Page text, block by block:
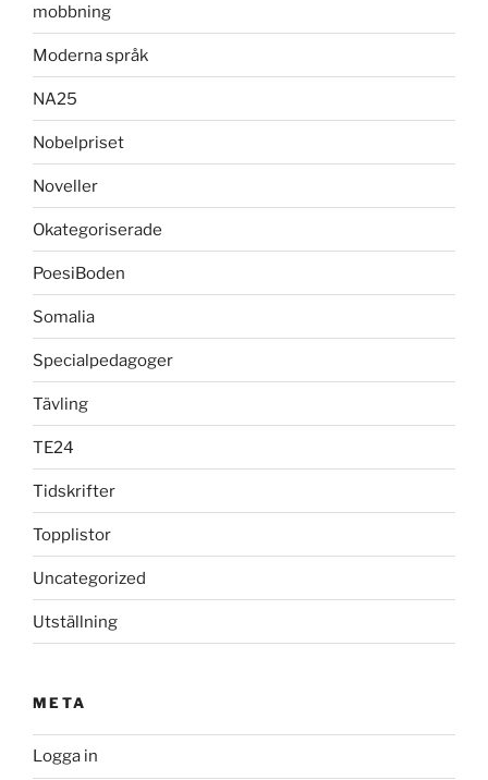
mobbning
Moderna språk
NA25
Nobelpriset
Noveller
Okategoriserade
PoesiBoden
Somalia
Specialpedagoger
Tävling
TE24
Tidskrifter
Topplistor
Uncategorized
Utställning
META
Logga in